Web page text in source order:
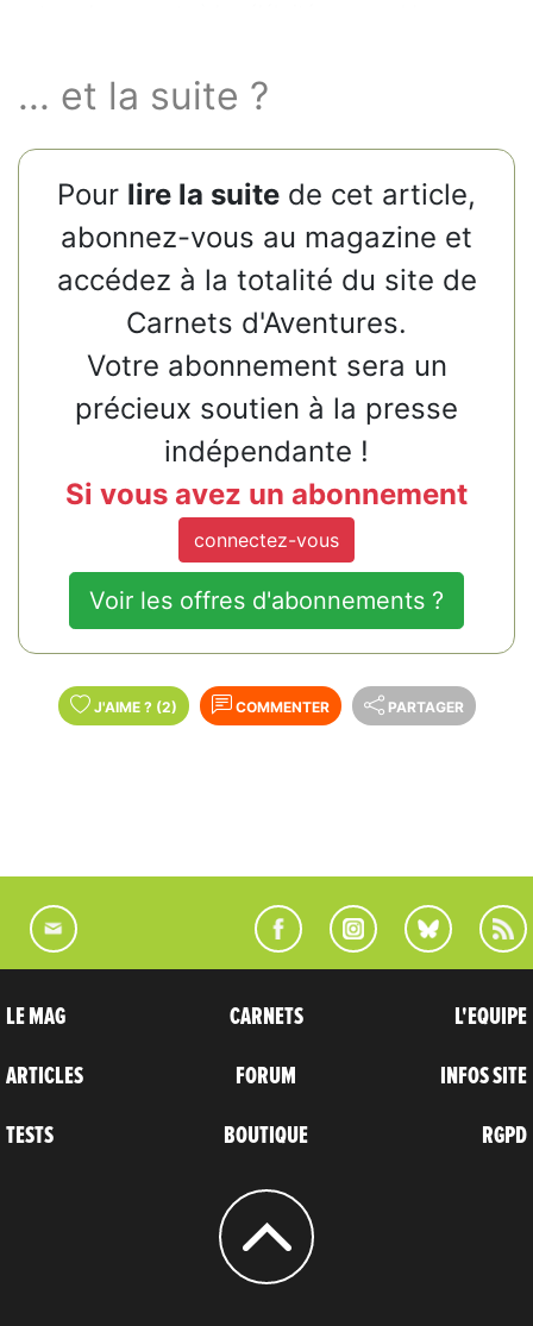
... et la suite ?
Pour lire la suite de cet article,
abonnez-vous au magazine et
accédez à la totalité du site de
Carnets d'Aventures.
Votre abonnement sera un
précieux soutien à la presse
indépendante !
Si vous avez un abonnement
connectez-vous
Voir les offres d'abonnements ?
J'AIME ? (2) COMMENTER PARTAGER
LE MAG
ARTICLES
TESTS
CARNETS
FORUM
BOUTIQUE
L'EQUIPE
INFOS SITE
RGPD